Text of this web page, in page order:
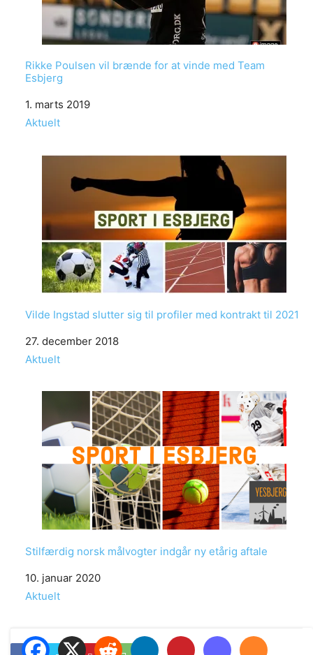
Rikke Poulsen vil brænde for at vinde med Team
Esbjerg
Date
1. marts 2019
In relation to
Aktuelt
Vilde Ingstad slutter sig til profiler med kontrakt til 2021
Date
27. december 2018
In relation to
Aktuelt
Stilfærdig norsk målvogter indgår ny etårig aftale
Date
10. januar 2020
In relation to
Aktuelt